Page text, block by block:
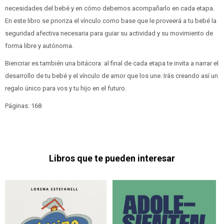
necesidades del bebé y en cómo debemos acompañarlo en cada etapa.
En este libro se prioriza el vínculo como base que le proveerá a tu bebé la
seguridad afectiva necesaria para guiar su actividad y su movimiento de
forma libre y autónoma.
Biencriar es también una bitácora: al final de cada etapa te invita a narrar el
desarrollo de tu bebé y el vínculo de amor que los une. Irás creando así un
regalo único para vos y tu hijo en el futuro.
Páginas: 168
Libros que te pueden interesar